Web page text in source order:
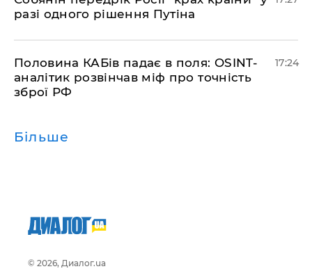
разі одного рішення Путіна
​Половина КАБів падає в поля: OSINT-
аналітик розвінчав міф про точність
зброї РФ
17:24
Більше
© 2026, Диалог.ua